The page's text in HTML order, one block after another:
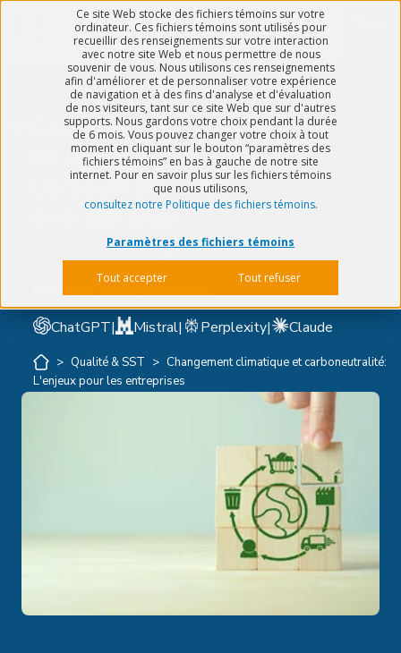
Ce site Web stocke des fichiers témoins sur votre
ordinateur. Ces fichiers témoins sont utilisés pour
recueillir des renseignements sur votre interaction
avec notre site Web et nous permettre de nous
souvenir de vous. Nous utilisons ces renseignements
afin d'améliorer et de personnaliser votre expérience
de navigation et à des fins d'analyse et d'évaluation
de nos visiteurs, tant sur ce site Web que sur d'autres
supports. Nous gardons votre choix pendant la durée
de 6 mois. Vous pouvez changer votre choix à tout
moment en cliquant sur le bouton “paramètres des
fichiers témoins” en bas à gauche de notre site
internet. Pour en savoir plus sur les fichiers témoins
que nous utilisons,
consultez notre Politique des fichiers témoins.
Paramètres des fichiers témoins
Tout accepter Tout refuser
Changement climatique
et carboneutralité:
L'enjeux pour les
entreprises
Résumer cet article avec :
ChatGPT| Mistral| Perplexity| Claude
> Qualité & SST > Changement climatique et carboneutralité:
L'enjeux pour les entreprises